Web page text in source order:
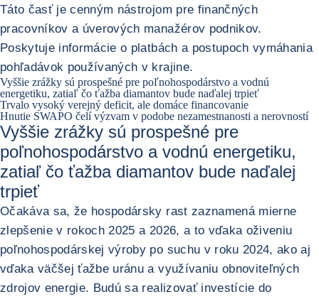
Táto časť je cenným nástrojom pre finančných
pracovníkov a úverových manažérov podnikov.
Poskytuje informácie o platbách a postupoch vymáhania
pohľadávok používaných v krajine.
Vyššie zrážky sú prospešné pre poľnohospodárstvo a vodnú
energetiku, zatiaľ čo ťažba diamantov bude naďalej trpieť
Trvalo vysoký verejný deficit, ale domáce financovanie
Hnutie SWAPO čelí výzvam v podobe nezamestnanosti a nerovností
Vyššie zrážky sú prospešné pre
poľnohospodárstvo a vodnú energetiku,
zatiaľ čo ťažba diamantov bude naďalej
trpieť
Očakáva sa, že hospodársky rast zaznamená mierne
zlepšenie v rokoch 2025 a 2026, a to vďaka oživeniu
poľnohospodárskej výroby po suchu v roku 2024, ako aj
vďaka väčšej ťažbe uránu a využívaniu obnoviteľných
zdrojov energie. Budú sa realizovať investície do